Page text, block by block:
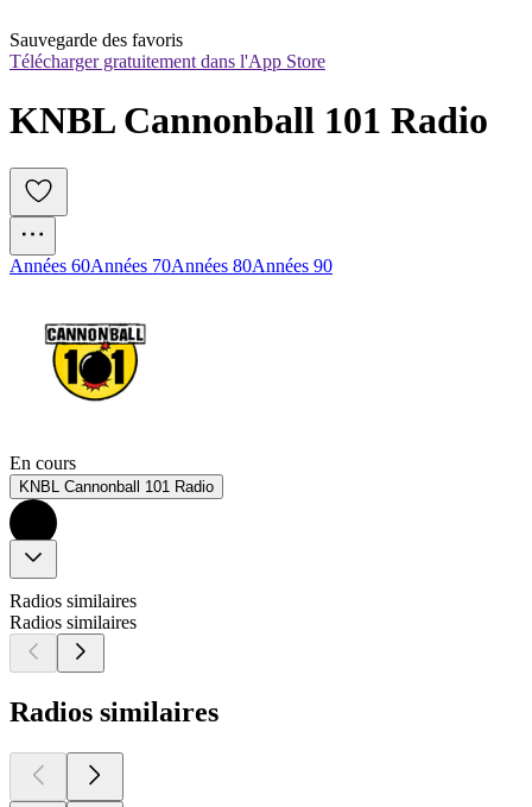
Sauvegarde des favoris
Télécharger gratuitement dans l'App Store
KNBL Cannonball 101 Radio
Années 60Années 70Années 80Années 90
En cours
KNBL Cannonball 101 Radio
Radios similaires
Radios similaires
Radios similaires